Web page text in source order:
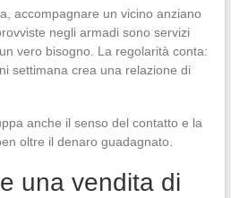
accompagnare un vicino anziano
negli armadi sono servizi
vero bisogno. La regolarità conta:
settimana crea una relazione di
anche il senso del contatto e la
oltre il denaro guadagnato.
una vendita di